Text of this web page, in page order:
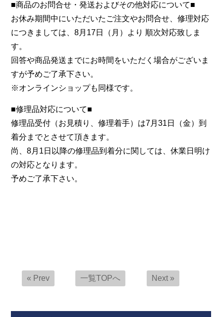
■商品のお問合せ・発送およびその他対応について■
お休み期間中にいただいたご注文やお問合せ、修理対応
につきましては、8月17日（月）より 順次対応致しま
す。
回答や商品発送までにお時間をいただく場合がございま
すが予めご了承下さい。
※オンラインショップも同様です。
■修理品対応について■
修理品受付（お見積り、修理着手）は7月31日（金）到
着分までとさせて頂きます。
尚、8月1日以降の修理品到着分に関しては、休業日明け
の対応となります。
予めご了承下さい。
« Prev 一覧TOPへ Next »